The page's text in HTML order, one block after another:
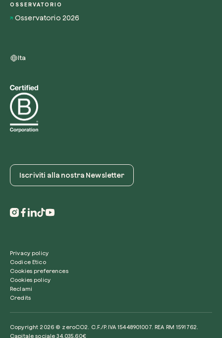
OSSERVATORIO
Osservatorio 2026
Ita
Iscriviti alla nostra Newsletter
Privacy policy
Codice Etico
Cookies preferences
Cookies policy
Reclami
Credits
Copyright 2026 © zeroCO2. C.F./P.IVA 15448901007. REA RM 1591762.
Capitale sociale 34.035,60€